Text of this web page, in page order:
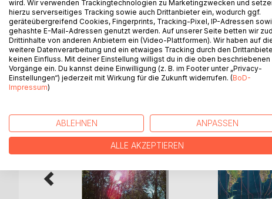
Die Erfahrung hat mir gezeigt, täglich dieses Buch
zu wählen.
WEITERE TITEL BEIBoD
wird. Wir verwenden Trackingtechnologien zu Marketingzwecken und
hierzu serverseitiges Tracking sowie auch Drittanbieter ein, wodurch ggf.
geräteübergreifend Cookies, Fingerprints, Tracking-Pixel, IP-Adressen
gehashte E-Mail-Adressen genutzt werden. Auf unserer Seite betten wir
Drittinhalte von anderen Anbietern ein (Video-Plattformen). Wir haben auf
weitere Datenverarbeitung und ein etwaiges Tracking durch den
keinen Einfluss. Mit deiner Einstellung willigst du in die oben beschriebenen
Vorgänge ein. Du kannst deine Einwilligung (z. B. im Footer unter „Privacy-
Einstellungen“) jederzeit mit Wirkung für die Zukunft widerrufen. (BoD-
Impressum)
ABLEHNEN ANPASSEN
ALLE AKZEPTIEREN